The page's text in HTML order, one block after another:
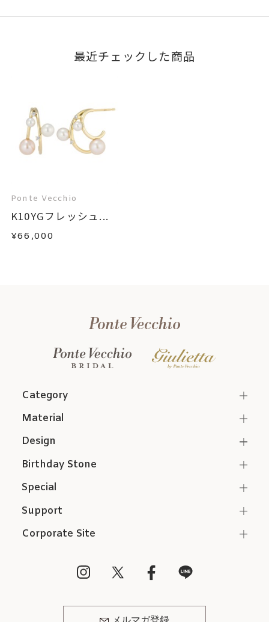
最近チェックした商品
Ponte Vecchio
K10YGフレッシュ...
¥66,000
Category
Support
Corporate Site
Material
Design
Birthday Stone
Special